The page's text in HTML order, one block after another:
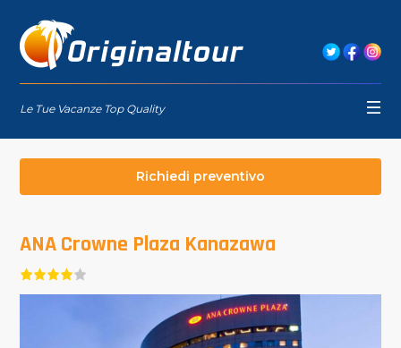
Le Tue Vacanze Top Quality
Richiedi preventivo
ANA Crowne Plaza Kanazawa